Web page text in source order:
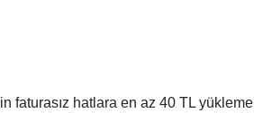
faturasız hatlara en az 40 TL yükleme